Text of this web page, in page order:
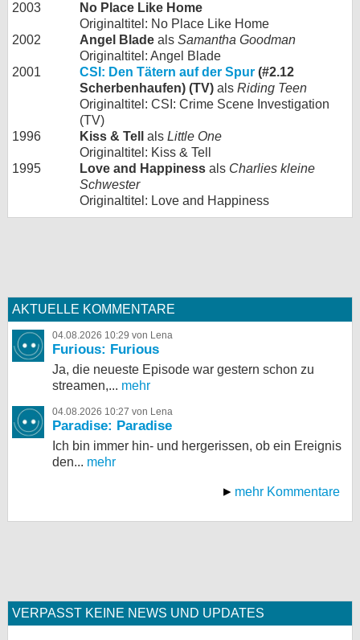
2003
No Place Like Home
Originaltitel: No Place Like Home
2002
Angel Blade als Samantha Goodman
Originaltitel: Angel Blade
2001
CSI: Den Tätern auf der Spur (#2.12
Scherbenhaufen) (TV) als Riding Teen
Originaltitel: CSI: Crime Scene Investigation
(TV)
1996
Kiss & Tell als Little One
Originaltitel: Kiss & Tell
1995
Love and Happiness als Charlies kleine
Schwester
Originaltitel: Love and Happiness
AKTUELLE KOMMENTARE
04.08.2026 10:29 von Lena
Furious: Furious
Ja, die neueste Episode war gestern schon zu
streamen,... mehr
04.08.2026 10:27 von Lena
Paradise: Paradise
Ich bin immer hin- und hergerissen, ob ein Ereignis
den... mehr
mehr Kommentare
VERPASST KEINE NEWS UND UPDATES